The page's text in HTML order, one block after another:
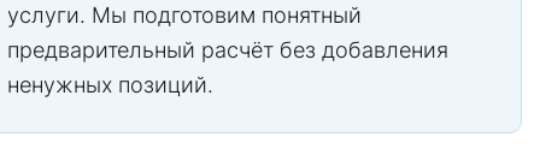
услуги. Мы подготовим понятный
предварительный расчёт без добавления
ненужных позиций.